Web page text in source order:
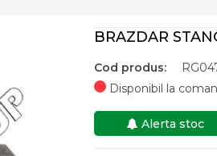
BRAZDAR
Cod produs:
Disponibil la
Alerta stoc